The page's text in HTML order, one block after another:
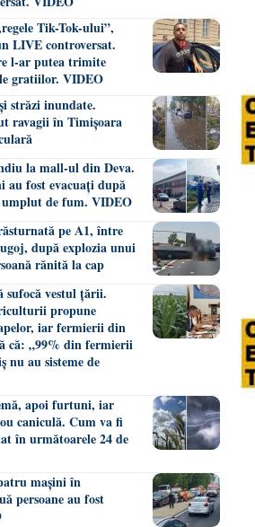
Tik-Tok-ului”,
LIVE controversat.
l-ar putea trimite
gratiilor. VIDEO
străzi inundate.
ravagii în Timișoara
la mall-ul din Deva.
au fost evacuați după
umplut de fum. VIDEO
pe A1, între
după explozia unui
rănită la cap
sufocă vestul țării.
propune
iar fermierii din
că: „99% din fermierii
nu au sisteme de
apoi furtuni, iar
caniculă. Cum va fi
în următoarele 24 de
mașini în
persoane au fost